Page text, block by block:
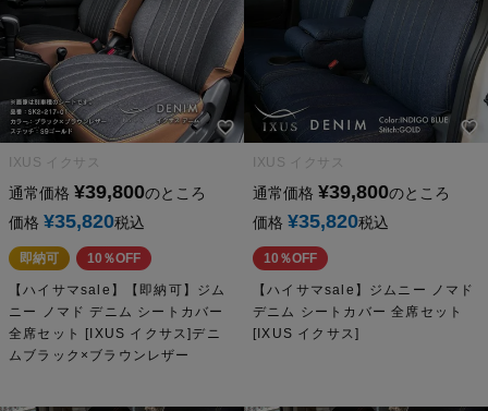
IXUS イクサス
通常価格 ¥39,800のところ
価格 ¥35,820税込
即納可 10％OFF
【ハイサマsale】【即納可】ジム
ニー ノマド デニム シートカバー
全席セット [IXUS イクサス]デニ
ムブラック×ブラウンレザー
IXUS イクサス
通常価格 ¥39,800のところ
価格 ¥35,820税込
10％OFF
【ハイサマsale】ジムニー ノマド
デニム シートカバー 全席セット
[IXUS イクサス]